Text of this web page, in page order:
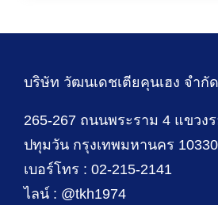
บริษัท วัฒนเดชเตียคุนเฮง จำกัด
265-267 ถนนพระราม 4 แขวงร
ปทุมวัน กรุงเทพมหานคร 10330
เบอร์โทร : 02-215-2141
ไลน์ : @tkh1974